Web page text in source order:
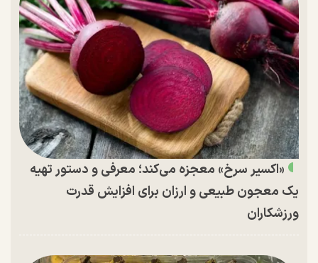
«اکسیر سرخ» معجزه می‌کند؛ معرفی و دستور تهیه
یک معجون طبیعی و ارزان برای افزایش قدرت
ورزشکاران